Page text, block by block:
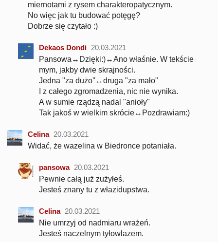
miernotami z rysem charakteropatycznym.
No więc jak tu budować potęgę?
Dobrze się czytało :)
Dekaos Dondi 20.03.2021
Pansowa↔Dzięki:)↔Ano właśnie. W tekście
mym, jakby dwie skrajności.
Jedna "za dużo''↔druga "za mało"
I z całego zgromadzenia, nic nie wynika.
A w sumie rządzą nadal "anioły"
Tak jakoś w wielkim skrócie↔Pozdrawiam:)
Celina 20.03.2021
Widać, że wazelina w Biedronce potaniała.
pansowa 20.03.2021
Pewnie całą już zużyłeś.
Jesteś znany tu z włazidupstwa.
Celina 20.03.2021
Nie umrzyj od nadmiaru wrażeń.
Jesteś naczelnym tyłowlazem.